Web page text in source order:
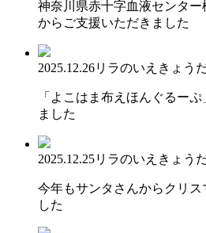
神奈川県赤十字血液センタ
からご支援いただきました
2025.12.26リラのいえ きょう
「よこはま布えほんぐるー
ました
2025.12.25リラのいえ きょう
今年もサンタさんからクリス
した